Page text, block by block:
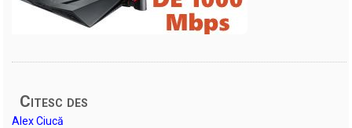
Citesc des
Alex Ciucă